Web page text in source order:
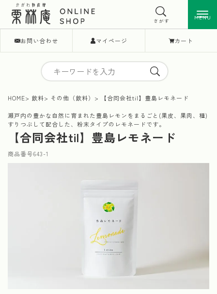
お問い合わせ マイページ カート
MENU
さがす MENU
HOME 飲料 その他（飲料） 【合同会社til】豊島レモネード
瀬戸内の豊かな自然に育まれた豊島レモンをまるごと(果皮、果肉、種)
すりつぶして配合した、粉末タイプのレモネードです。
【合同会社til】豊島レモネード
商品番号643-1